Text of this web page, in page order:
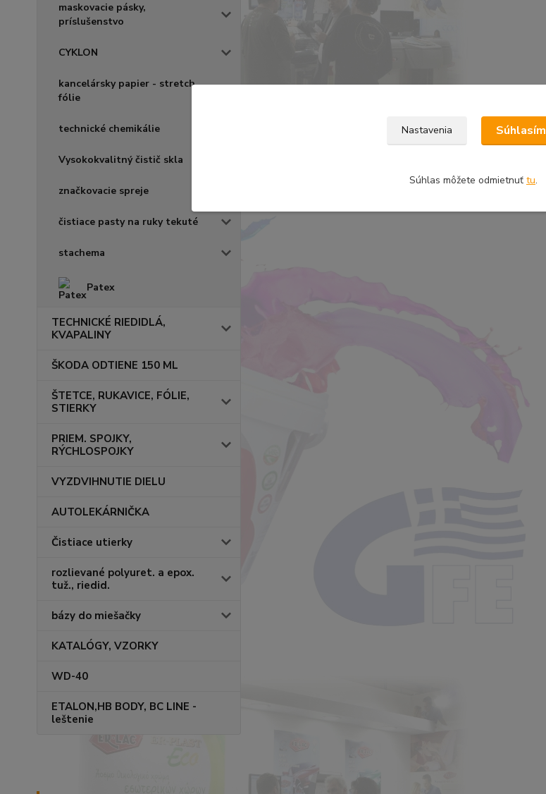
maskovacie pásky,
príslušenstvo
CYKLON
kancelársky papier - stretch
fólie
technické chemikálie
Vysokokvalitný čistič skla
značkovacie spreje
čistiace pasty na ruky tekuté
stachema
Patex
TECHNICKÉ RIEDIDLÁ,
KVAPALINY
ŠKODA ODTIENE 150 ML
ŠTETCE, RUKAVICE, FÓLIE,
STIERKY
PRIEM. SPOJKY,
RÝCHLOSPOJKY
VYZDVIHNUTIE DIELU
AUTOLEKÁRNIČKA
Čistiace utierky
rozlievané polyuret. a epox.
tuž., riedid.
bázy do miešačky
KATALÓGY, VZORKY
WD-40
ETALON,HB BODY, BC LINE -
leštenie
Nastavenia Súhlasím
Súhlas môžete odmietnuť tu.